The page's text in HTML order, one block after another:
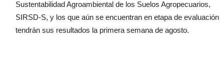
Sustentabilidad Agroambiental de los Suelos Agropecuarios,
SIRSD-S, y los que aún se encuentran en etapa de evaluación
tendrán sus resultados la primera semana de agosto.